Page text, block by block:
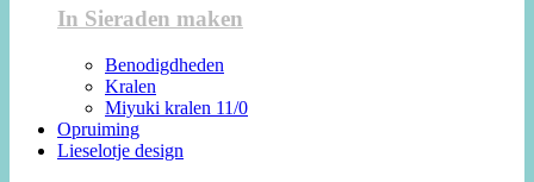
In Sieraden maken
Benodigdheden
Kralen
Miyuki kralen 11/0
Opruiming
Lieselotje design